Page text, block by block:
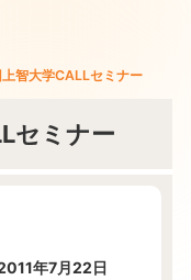
智大学CALLセミナー
セミナー
年7月22日